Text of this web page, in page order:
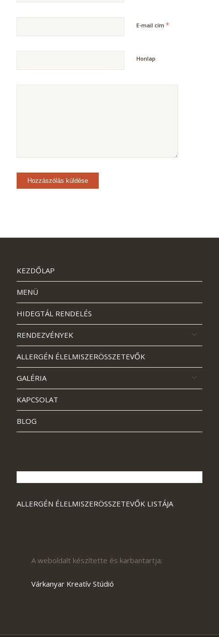
E-mail cím *
Honlap
KEZDŐLAP
MENÜ
HIDEGTÁL RENDELÉS
RENDEZVÉNYEK
ALLERGÉN ÉLELMISZERÖSSZETEVŐK
GALÉRIA
KAPCSOLAT
BLOG
ALLERGÉN ÉLELMISZERÖSSZETEVŐK LISTÁJA
A weboldalt készítette és karbantartja:
Várkanyar Kreatív Stúdió